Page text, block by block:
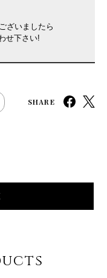
ざいましたら
せ下さい!
SHARE